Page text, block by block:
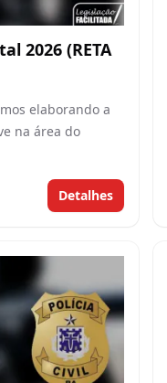
2026 (RETA
elaborando a
na área do
Detalhes